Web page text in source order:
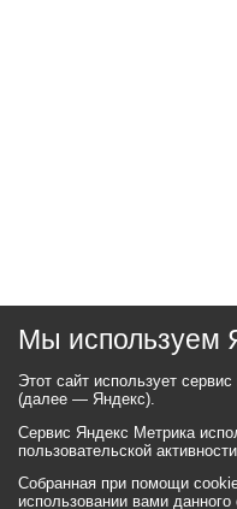
Мы используем
Этот сайт использует
(далее — Яндекс).
Сервис Яндекс Метрика
пользовательской активности.
Собранная при помощи
использовании вами